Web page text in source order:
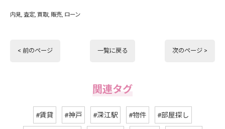
内見 査定 買取 販売 ローン
< 前のページ 一覧に戻る 次のページ >
関連タグ
#賃貸 #神戸 #深江駅 #物件 #部屋探し